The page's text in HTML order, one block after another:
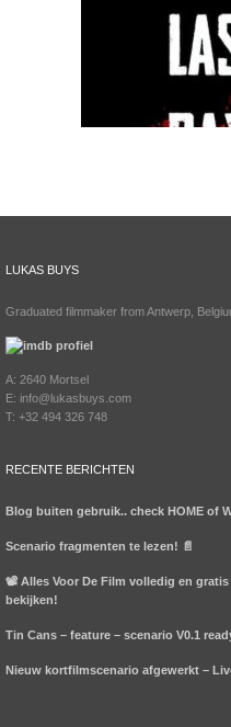
LUKAS BUYS
Graduated filmmaker from Antwerp,
A: 2640 Mortsel
E: info@lukasbuys.com
T: +32 494 326 748
RECENTE BERICHTEN
Blog buiten gebruik.. check HOME of
Scenario fragmenten te lezen! 📄
📽️ Alles Voor De Film volledig en
bekijken!
Tin Cans – feature – scenario V0.1
Nieuw kortfilmscenario afgewerkt –